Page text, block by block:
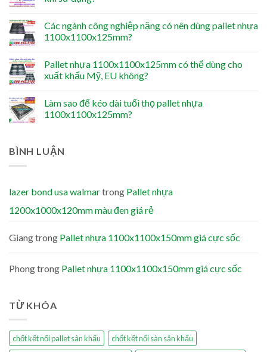
Các ngành công nghiệp nặng có nên dùng pallet nhựa
1100x1100x125mm?
Pallet nhựa 1100x1100x125mm có thể dùng cho
xuất khẩu Mỹ, EU không?
Làm sao để kéo dài tuổi thọ pallet nhựa
1100x1100x125mm?
BÌNH LUẬN
lazer bond usa walmartrong Pallet nhựa
1200x1000x120mm màu đen giá rẻ
Giangtrong Pallet nhựa 1100x1100x150mm giá cực sốc
Phongtrong Pallet nhựa 1100x1100x150mm giá cực sốc
TỪ KHÓA
chốt kết nối pallet sân khấu
chốt kết nối sàn sân khấu